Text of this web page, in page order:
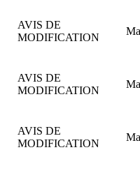
AVIS DE
MODIFICATION
AVIS DE
MODIFICATION
AVIS DE
MODIFICATION